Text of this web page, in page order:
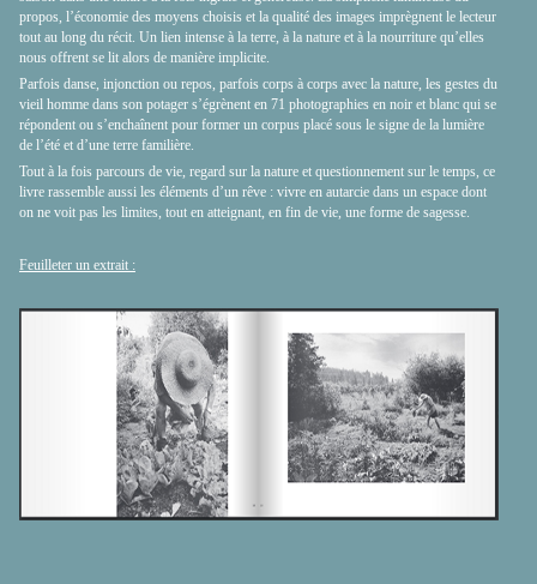
propos, l’économie des moyens choisis et la qualité des images imprègnent le lecteur
tout au long du récit. Un lien intense à la terre, à la nature et à la nourriture qu’elles
nous offrent se lit alors de manière implicite.
Parfois danse, injonction ou repos, parfois corps à corps avec la nature, les gestes du
vieil homme dans son potager s’égrènent en 71 photographies en noir et blanc qui se
répondent ou s’enchaînent pour former un corpus placé sous le signe de la lumière
de l’été et d’une terre familière.
Tout à la fois parcours de vie, regard sur la nature et questionnement sur le temps, ce
livre rassemble aussi les éléments d’un rêve : vivre en autarcie dans un espace dont
on ne voit pas les limites, tout en atteignant, en fin de vie, une forme de sagesse.
Feuilleter un extrait :